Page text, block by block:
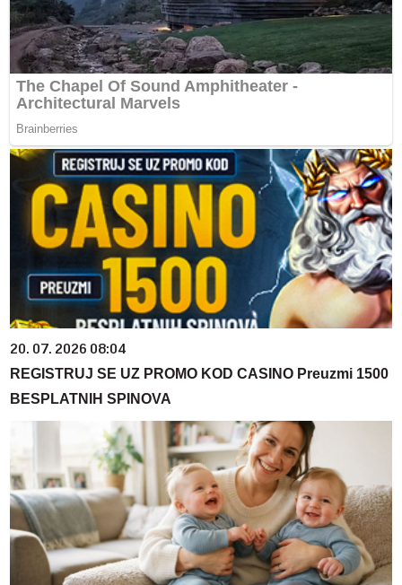
20. 07. 2026 08:04
REGISTRUJ SE UZ PROMO KOD CASINO Preuzmi 1500
BESPLATNIH SPINOVA